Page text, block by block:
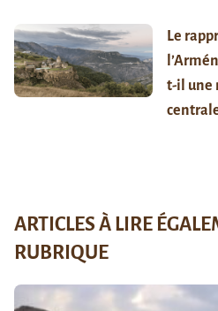
Le
t-il une
ARTICLES À LIRE
RUBRIQUE